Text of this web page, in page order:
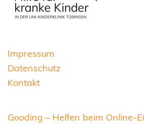
Impressum
Datenschutz
Kontakt
Gooding – Helfen beim Online-